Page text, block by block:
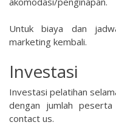
Untuk biaya dan
marketing kembali.
Investasi
Investasi pelatihan
dengan jumlah
contact us.